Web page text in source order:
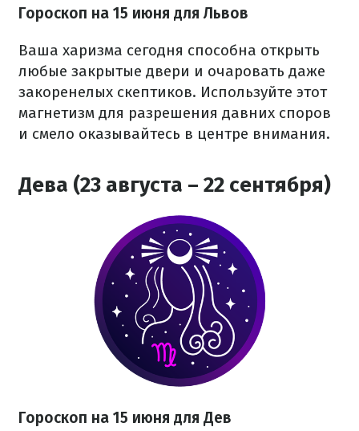
Гороскоп на 15 июня для Львов
Ваша харизма сегодня способна открыть
любые закрытые двери и очаровать даже
закоренелых скептиков. Используйте этот
магнетизм для разрешения давних споров
и смело оказывайтесь в центре внимания.
Дева (23 августа – 22 сентября)
Гороскоп на 15 июня для Дев